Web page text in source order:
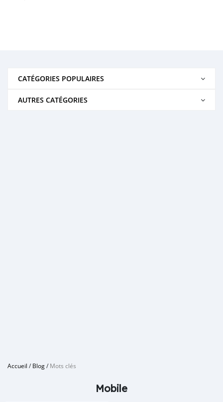
CATÉGORIES POPULAIRES
AUTRES CATÉGORIES
Accueil /Blog/Mots clés
Mobile